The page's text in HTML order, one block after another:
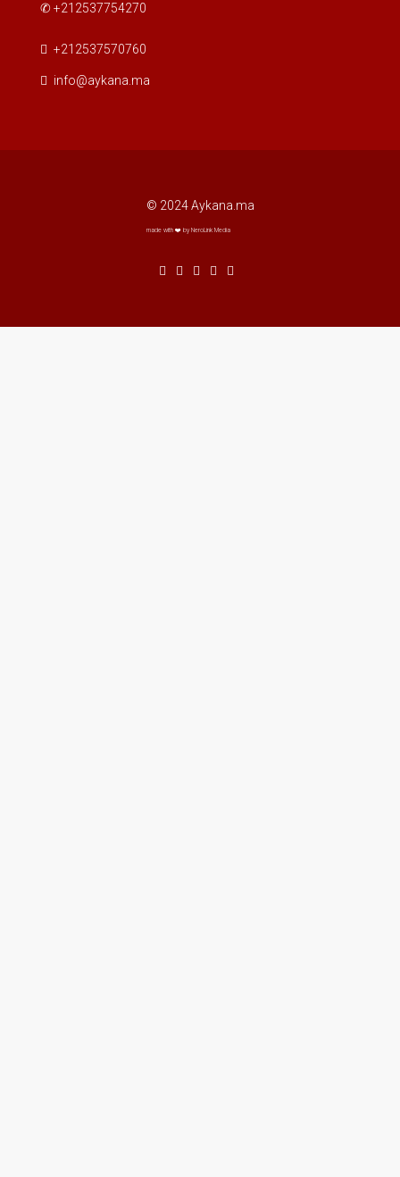
✆ +212537754270
+212537570760
info@aykana.ma
© 2024 Aykana.ma
made with ❤️ by NeroLink Media